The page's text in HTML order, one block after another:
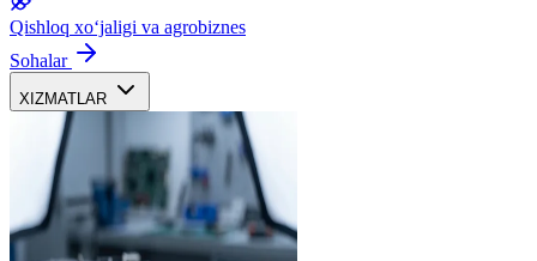
Qishloq xoʻjaligi va agrobiznes
Sohalar
XIZMATLAR